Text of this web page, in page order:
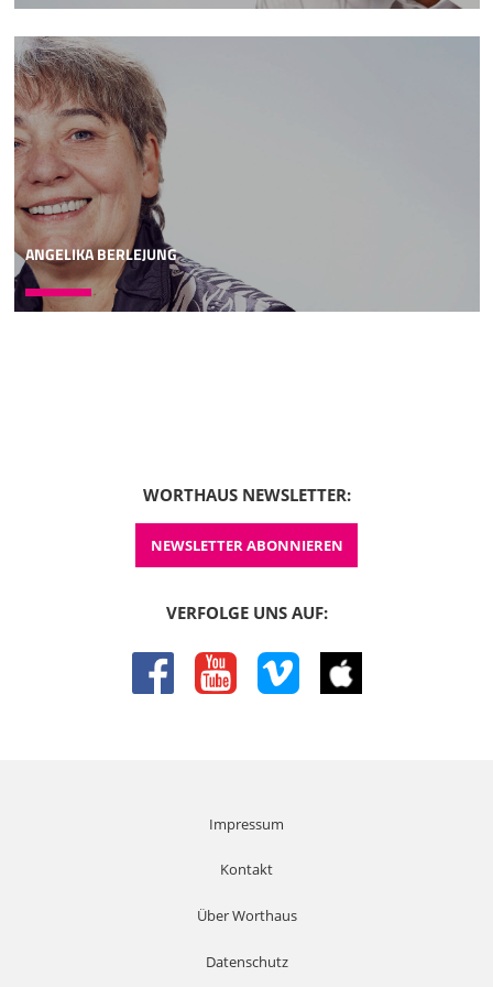
gilt nichts in der eigenen Vaterstadt. Oder wer sein Leben
gewinnen will, der wird es verlieren. Aber wer sein Leben
verliert, um meinetwillen, der wird es gewinnen. Das sind
so zwei Beispiele von 17, wo die Worte Jesu sowohl bei
Johannes als auch bei den Synoptikern belegt sind.
07:07
Das sind die Gemeinsamkeiten. Wenn ich jetzt auf die
Unterschiede komme, will ich nicht etwa Evangelien
gegeneinander ausspielen. Überhaupt nicht. Das hat
damit überhaupt nichts zu tun. Sondern wenn wir die
Bibel ernst nehmen wollen, dann ist es doch gut, wenn wir
auch das jeweilige Profil der Evangelien auch ernst
Evangelien besser würdigen zu können.
Ich beginne mal mit dem Aufbau. Der Aufbau des
ähnlichen Aufbau der Synoptiker. Das Johannes-
Evangelium beginnt mit einem längeren Prolog, 18 Verse,
Johannes 1, 1 bis 18. Dieser Prolog ist eine Art
Verstehensrahmen für das gesamte Evangelium. Alles, was
dann im Evangelium des Johannes erzählt wird, ist alles zu
Und das gibt es bei den Synoptikern gar nicht. Aber auch
Johannes sehr anders aufgebaut wie bei den Synoptikern.
lange, viele Kapitel. Und dann am Ende seiner Tätigkeit in
ANGELIKA BERLEJUNG
WORTHAUS NEWSLETTER:
NEWSLETTER ABONNIEREN
VERFOLGE UNS AUF:
facebook youtube vimeo itunes
Impressum
Kontakt
Über Worthaus
Datenschutz